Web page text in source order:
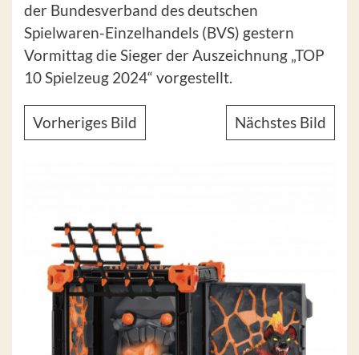
der Bundesverband des deutschen
Spielwaren-Einzelhandels (BVS) gestern
Vormittag die Sieger der Auszeichnung „TOP
10 Spielzeug 2024“ vorgestellt.
Vorheriges Bild Nächstes Bild